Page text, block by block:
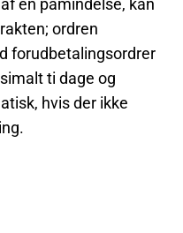
en påmindelse, kan
ordren
forudbetalingsordrer
ti dage og
hvis der ikke